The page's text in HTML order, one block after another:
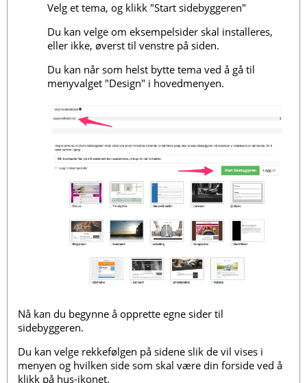
Velg et tema, og klikk "Start sidebyggeren"
Du kan velge om eksempelsider skal installeres,
eller ikke, øverst til venstre på siden.
Du kan når som helst bytte tema ved å gå til
menyvalget "Design" i hovedmenyen.
Nå kan du begynne å opprette egne sider til
sidebyggeren.
Du kan velge rekkefølgen på sidene slik de vil vises i
menyen og hvilken side som skal være din forside ved å
klikk på hus-ikonet.